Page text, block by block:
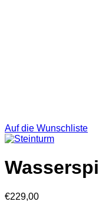
Auf die Wunschliste
€229,00